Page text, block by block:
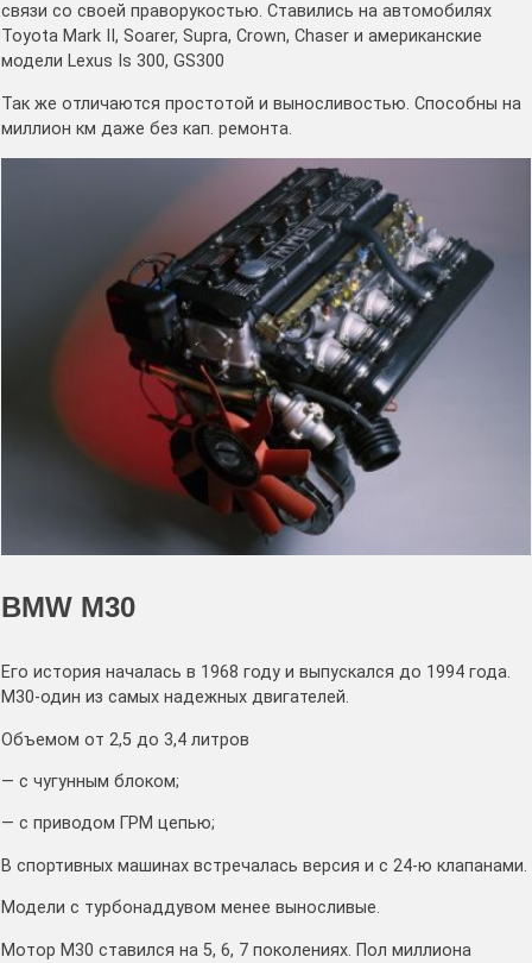
связи со своей праворукостью. Ставились на автомобилях
Toyota Mark II, Soarer, Supra, Crown, Chaser и американские
модели Lexus Is 300, GS300
Так же отличаются простотой и выносливостью. Способны на
миллион км даже без кап. ремонта.
BMW M30
Его история началась в 1968 году и выпускался до 1994 года.
М30-один из самых надежных двигателей.
Объемом от 2,5 до 3,4 литров
— с чугунным блоком;
— с приводом ГРМ цепью;
В спортивных машинах встречалась версия и с 24-ю клапанами.
Модели с турбонаддувом менее выносливые.
Мотор М30 ставился на 5, 6, 7 поколениях. Пол миллиона